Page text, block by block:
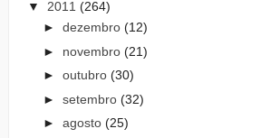
▼ 2011 (264)
► dezembro (12)
► novembro (21)
► outubro (30)
► setembro (32)
► agosto (25)